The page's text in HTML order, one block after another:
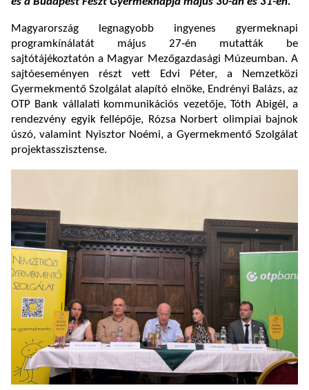
Magyarország legnagyobb ingyenes gyermeknapi
programkínálatát május 27-én mutatták be
sajtótájékoztatón a Magyar Mezőgazdasági Múzeumban. A
sajtóeseményen részt vett Edvi Péter, a Nemzetközi
Gyermekmentő Szolgálat alapító elnöke, Endrényi Balázs, az
OTP Bank vállalati kommunikációs vezetője, Tóth Abigél, a
rendezvény egyik fellépője, Rózsa Norbert olimpiai bajnok
úszó, valamint Nyisztor Noémi, a Gyermekmentő Szolgálat
projektasszisztense.